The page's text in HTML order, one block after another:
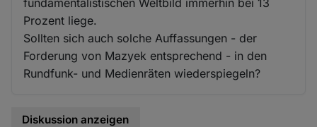
Prozent liege.
Sollten sich auch solche Auffassungen - der
Forderung von Mazyek entsprechend - in den
Rundfunk- und Medienräten wiederspiegeln?
Diskussion anzeigen
Cookies